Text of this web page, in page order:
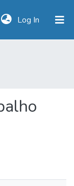
Log In (current)